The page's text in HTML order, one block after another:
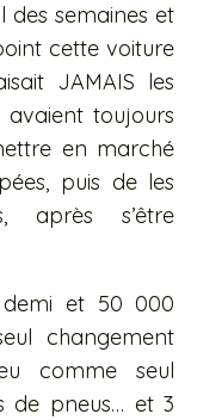
des semaines et
cette voiture
JAMAIS les
toujours
en marché
puis de les
s’être
et 50 000
changement
comme seul
de pneus… et 3